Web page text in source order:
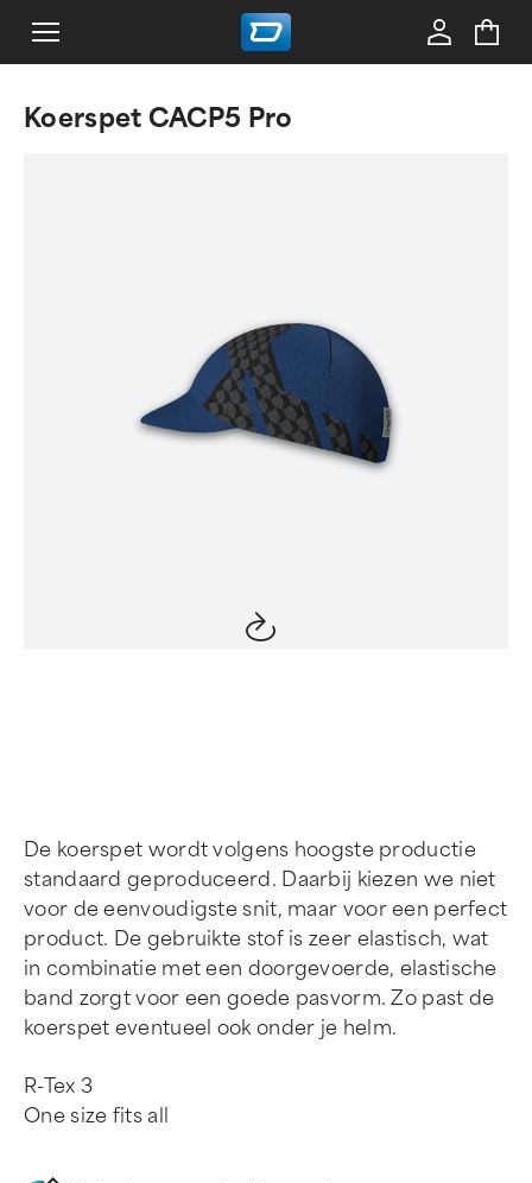
Koerspet CACP5 Pro
De koerspet wordt volgens hoogste productie
standaard geproduceerd. Daarbij kiezen we niet
voor de eenvoudigste snit, maar voor een perfect
product. De gebruikte stof is zeer elastisch, wat
in combinatie met een doorgevoerde, elastische
band zorgt voor een goede pasvorm. Zo past de
koerspet eventueel ook onder je helm.
R-Tex 3
One size fits all